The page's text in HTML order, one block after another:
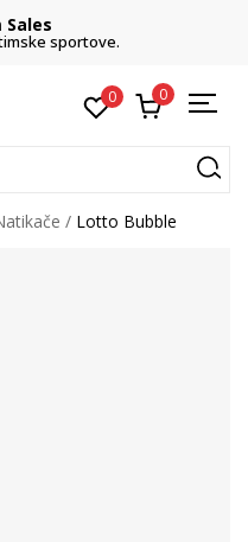
sportove.
0 0
Lotto Bubble